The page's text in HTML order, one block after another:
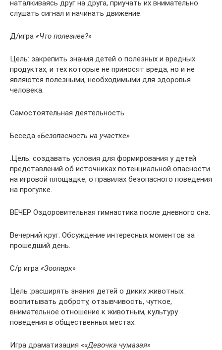
наталкиваясь друг на друга, приучать их внимательно
слушать сигнал и начинать движение.
Д/игра «Что полезнее?»
Цель: закрепить знания детей о полезных и вредных
продуктах, и тех которые не приносят вреда, но и не
являются полезными, необходимыми для здоровья
человека.
Самостоятельная деятельность
Беседа «Безопасность на участке»
.Цель: создавать условия для формирования у детей
представлений об источниках потенциальной опасности
на игровой площадке, о правилах безопасного поведения
на прогулке.
ВЕЧЕР Оздоровительная гимнастика после дневного сна.
Вечерний круг. Обсуждение интересных моментов за
прошедший день.
С/р игра «Зоопарк»
Цель :расширять знания детей о диких животных:
воспитывать доброту, отзывчивость, чуткое,
внимательное отношение к животным, культуру
поведения в общественных местах.
Игра драматизация ««Девочка чумазая»